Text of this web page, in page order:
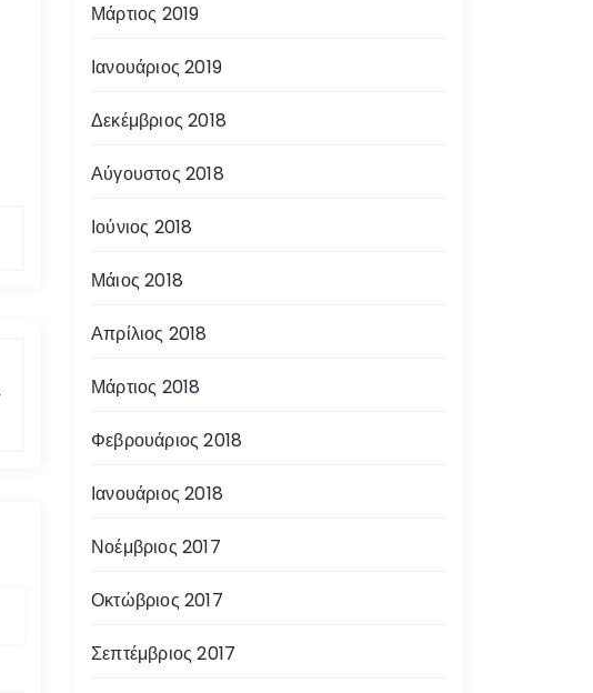
Μάρτιος 2019
Ιανουάριος 2019
Δεκέμβριος 2018
Αύγουστος 2018
Ιούνιος 2018
Μάιος 2018
Απρίλιος 2018
Μάρτιος 2018
Φεβρουάριος 2018
Ιανουάριος 2018
Νοέμβριος 2017
Οκτώβριος 2017
Σεπτέμβριος 2017